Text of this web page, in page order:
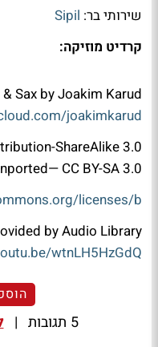
שירותי בר: Sipil
קרדיט מוזיקה:
Sax by Joakim Karud
joakimkarud
ShareAlike 3.0
CC BY-SA 3.0
licenses/b
by Audio Library
wtnLH5HzGdQ
5 תגובות |